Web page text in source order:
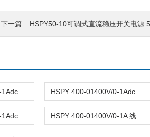
下一篇 : HSPY50-10可调式直流稳压开关电源